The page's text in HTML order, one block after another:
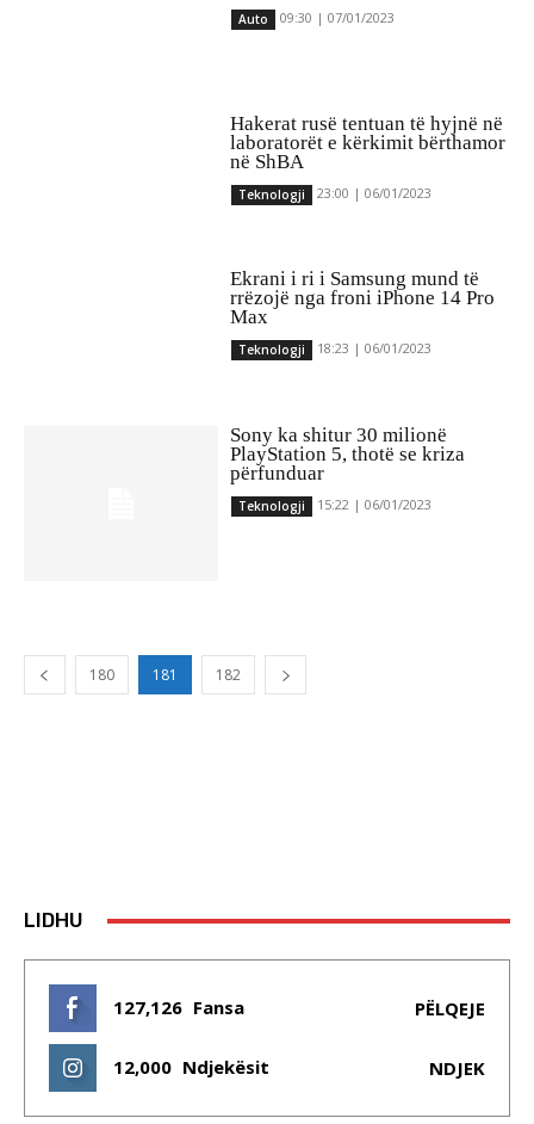
Auto 09:30 | 07/01/2023
Hakerat rusë tentuan të hyjnë në
laboratorët e kërkimit bërthamor
në ShBA
Teknologji 23:00 | 06/01/2023
Ekrani i ri i Samsung mund të
rrëzojë nga froni iPhone 14 Pro
Max
Teknologji 18:23 | 06/01/2023
Sony ka shitur 30 milionë
PlayStation 5, thotë se kriza
përfunduar
Teknologji 15:22 | 06/01/2023
180 181 182
LIDHU
127,126 Fansa PËLQEJE
12,000 Ndjekësit NDJEK